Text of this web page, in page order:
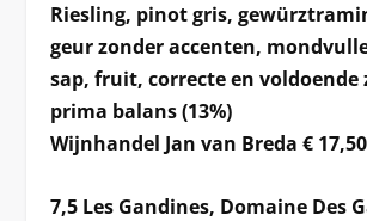
Riesling, pinot gris,
geur zonder accenten,
sap, fruit, correcte en voldoende
prima balans (13%)
Wijnhandel Jan van Breda € 17,50
7,5 Les Gandines, Domaine Des